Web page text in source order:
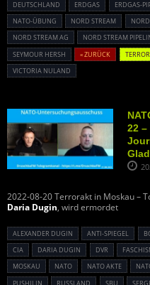
DEUTSCHLAND
ERDGAS ERDGAS-
NATO-ÜBUNG
NORD STREAM
NORD STREAM AG
NORD STREAM
SEYMOUR HERSH
« ZURÜCK TERROR
VICTORIA NULAND
22
2022-08-20 Terrorakt in Moskau –
Daria Dugin, wird ermordet
ALEXANDER DUGIN ANTI-SPIEGEL
CIA
DARIA DUGIN DVR
MOSKAU
NATO NATO AKTE
PUSHILIN
RUSSLAND SBU